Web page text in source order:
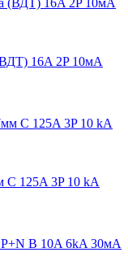
16A 2P 10мА
C 125A 3P 10 kA